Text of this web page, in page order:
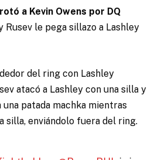
a Kevin Owens por DQ
Rusev le pega sillazo a Lashley
del ring con Lashley
atacó a Lashley con una silla y
patada machka mientras
silla, enviándolo fuera del ring.